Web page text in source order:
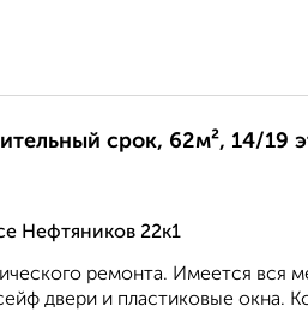
срок, 62м², 14/19
Нефтяников 22к1
ремонта. Имеется вся
двери и пластиковые окна.